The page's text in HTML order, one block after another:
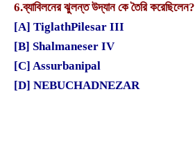
6.ব্যাবিলনের ঝুলন্ত উদ্যান কে তৈরি করেছিলেন?
[A] TiglathPilesar III
[B] Shalmaneser IV
[C] Assurbanipal
[D] NEBUCHADNEZAR